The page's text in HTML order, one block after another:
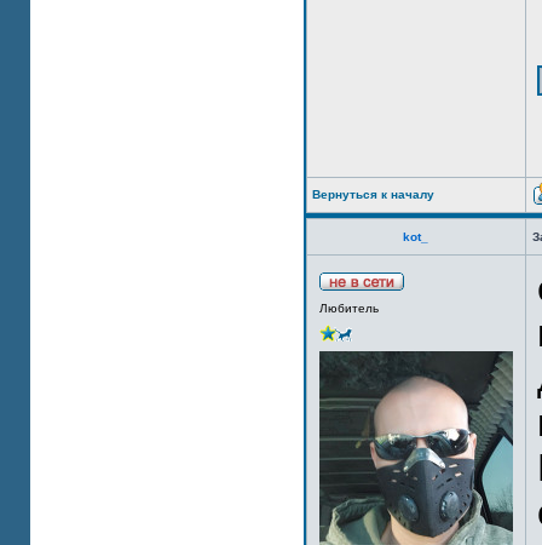
Вернуться к началу
kot_
Любитель